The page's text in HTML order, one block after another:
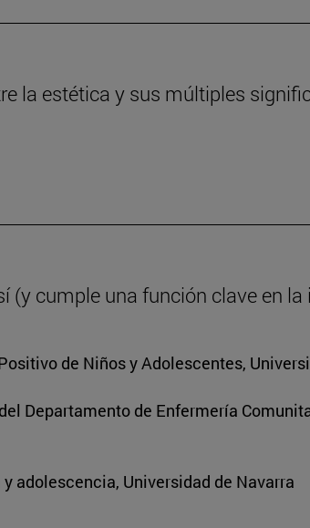
la estética y sus múltiples
(y cumple una función clave en
de Niños y Adolescentes,
Departamento de Enfermería
adolescencia, Universidad de Navarra